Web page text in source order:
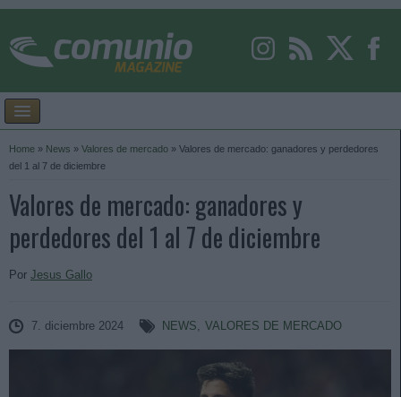
Home » News » Valores de mercado » Valores de mercado: ganadores y perdedores
del 1 al 7 de diciembre
Valores de mercado: ganadores y
perdedores del 1 al 7 de diciembre
Por Jesus Gallo
7. diciembre 2024 NEWS, VALORES DE MERCADO